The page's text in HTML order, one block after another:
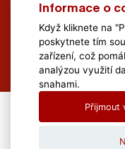
All Rights Reserved
Informace o
Když kliknete na
poskytnete tím
zařízení, což
analýzou využití
snahami.
Přijmout